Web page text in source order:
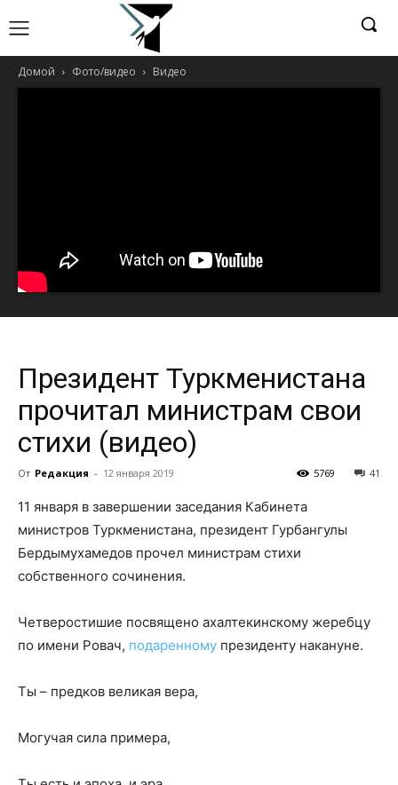
Домой Фото/видео Видео
Президент Туркменистана
прочитал министрам свои
стихи (видео)
От Редакция - 12 января 2019 41
5769
11 января в завершении заседания Кабинета
министров Туркменистана, президент Гурбангулы
Бердымухамедов прочел министрам стихи
собственного сочинения.
Четверостишие посвящено ахалтекинскому жеребцу
по имени Ровач, подаренному президенту накануне.
Ты – предков великая вера,
Могучая сила примера,